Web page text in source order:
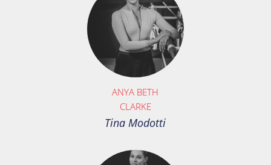
ANYA BETH
CLARKE
Tina Modotti